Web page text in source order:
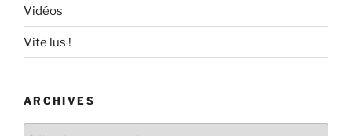
Vidéos
Vite lus !
ARCHIVES
Archives